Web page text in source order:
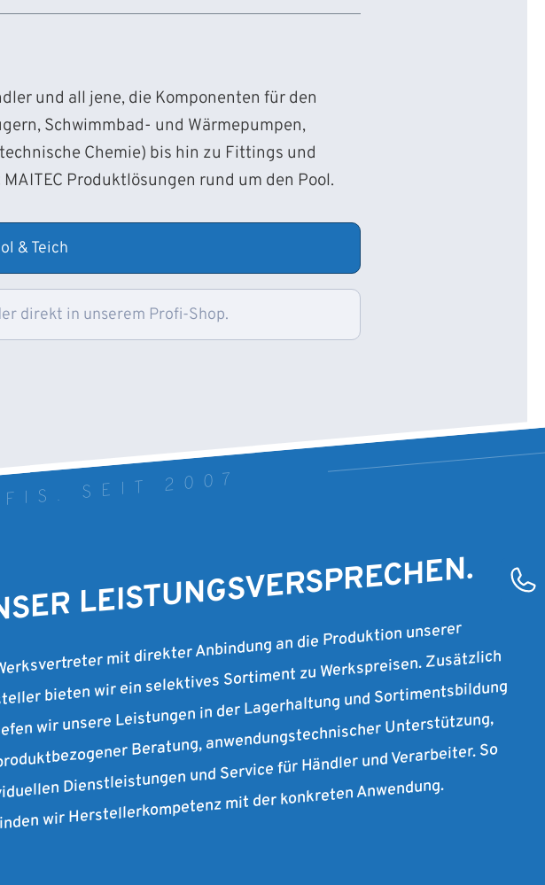
und all jene, die Komponenten für den
Schwimmbad- und Wärmepumpen,
Chemie) bis hin zu Fittings und
Produktlösungen rund um den Pool.
& Teich
direkt in unserem Profi-Shop.
SEIT 2007
LEISTUNGSVERSPRECHEN.
mit direkter Anbindung an die Produktion unserer
bieten wir ein selektives Sortiment zu Werkspreisen. Zusätzlich
wir unsere Leistungen in der Lagerhaltung und Sortimentsbildung
Beratung, anwendungstechnischer Unterstützung,
Dienstleistungen und Service für Händler und Verarbeiter. So
wir Herstellerkompetenz mit der konkreten Anwendung.